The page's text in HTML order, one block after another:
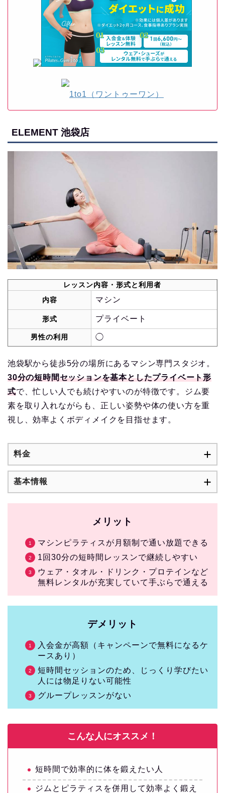
1to1（ワントゥーワン）
ELEMENT 池袋店
レッスン内容・形式と利用者
内容
マシン
形式 プライベート
男性の利用 ◯
池袋駅から徒歩5分の場所にあるマシン専門スタジオ。
30分の短時間セッションを基本としたプライベート形
式で、忙しい人でも続けやすいのが特徴です。ジム要
素を取り入れながらも、正しい姿勢や体の使い方を重
視し、効率よくボディメイクを目指せます。
料金
基本情報
メリット
マシンピラティスが月額制で通い放題できる
1回30分の短時間レッスンで継続しやすい
ウェア・タオル・ドリンク・プロテインなど
無料レンタルが充実していて手ぶらで通える
デメリット
入会金が高額（キャンペーンで無料になるケ
ースあり）
短時間セッションのため、じっくり学びたい
人には物足りない可能性
グループレッスンがない
こんな人にオススメ！
短時間で効率的に体を鍛えたい人
ジムとピラティスを併用して効率よく鍛え